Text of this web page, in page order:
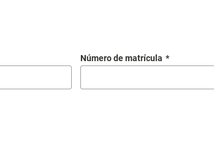
Número de matrícula *